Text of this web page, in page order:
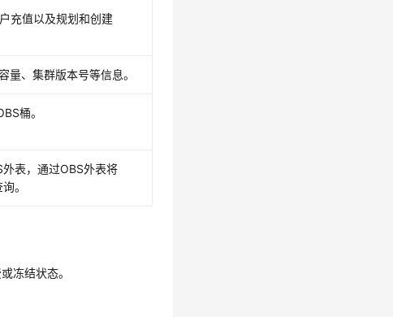
充值以及规划和创建
量、集群版本号等信息。
桶。
表，通过OBS外表将
。
冻结状态。